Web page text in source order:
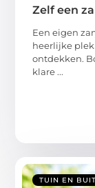
Zelf een
Een eigen
heerlijke
ontdekken.
klare ...
TUIN EN